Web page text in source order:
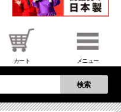
カート メニュー
検索